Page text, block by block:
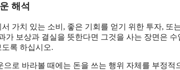
해석
가치 있는 소비, 좋은 기회를 얻기 위한 투자, 또
가 보상과 결실을 뜻한다면 그것을 사는 장면은
록 하십시오.
으로 바라볼 때에는 돈을 쓰는 행위 자체를 부정